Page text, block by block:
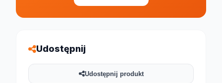
Udostępnij
Udostępnij produkt